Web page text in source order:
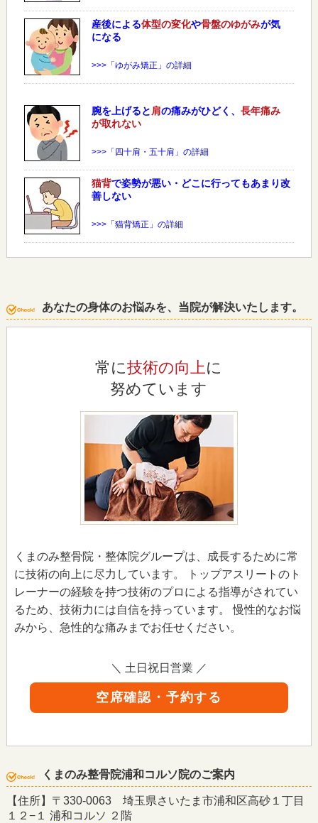
産後による体型の変化や骨盤のゆがみが気
になる
>>>「ゆがみ矯正」の詳細
腕を上げると 肩の痛みがひどく、 長年痛み
が取れない
>>>「四十肩・五十肩」の詳細
猫背で姿勢が悪い・どこに行ってもあまり改
善しない
>>>「猫背矯正」の詳細
あなたの身体のお悩みを、当院が解決いたします。
常に技術の向上に
努めています
くまのみ整骨院・整体院グループは、成長するために常
に技術の向上に尽力しています。 トップアスリートのト
レーナーの経験を持つ技術のプロによる指導がされてい
るため、技術力には自信を持っています。 慢性的なお悩
みから、急性的な痛みまでお任せください。
＼ 土日祝日営業 ／
空席確認・予約する
くまのみ整骨院浦和コルソ院のご案内
【住所】〒330-0063 埼玉県さいたま市浦和区高砂１丁目
１２−１ 浦和コルソ ２階